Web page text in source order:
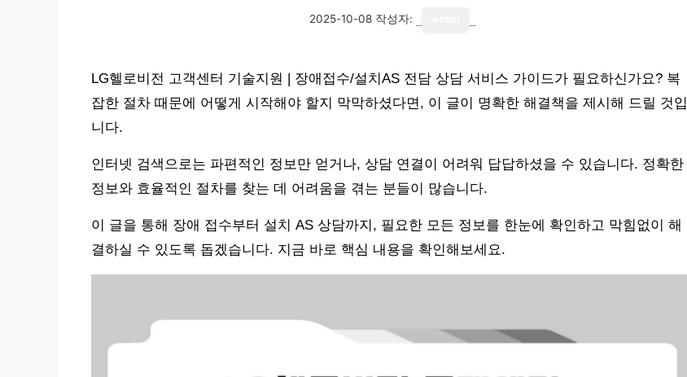
2025-10-08 작성자:
LG헬로비전 고객센터 기술지원 | 장애접수/설치AS 전담 상담 서비스 가이드가 필요하신가요? 복
잡한 절차 때문에 어떻게 시작해야 할지 막막하셨다면, 이 글이 명확한 해결책을 제시해 드릴 것입
니다.
인터넷 검색으로는 파편적인 정보만 얻거나, 상담 연결이 어려워 답답하셨을 수 있습니다. 정확한
정보와 효율적인 절차를 찾는 데 어려움을 겪는 분들이 많습니다.
이 글을 통해 장애 접수부터 설치 AS 상담까지, 필요한 모든 정보를 한눈에 확인하고 막힘없이 해
결하실 수 있도록 돕겠습니다. 지금 바로 핵심 내용을 확인해보세요.